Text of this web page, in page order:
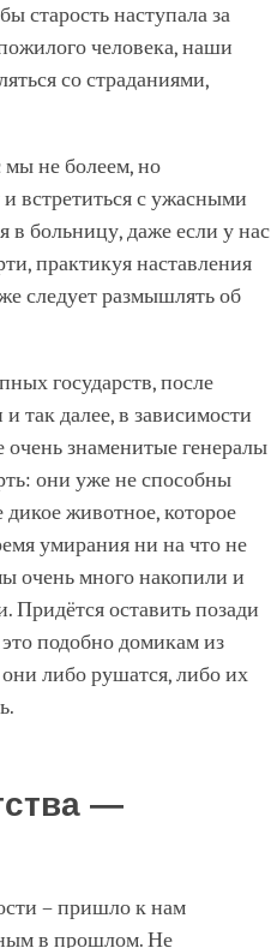
старость наступала за
человека, наши
со страданиями,
мы не болеем, но
встретиться с ужасными
в больницу, даже если у нас
практикуя наставления
следует размышлять об
государств, после
так далее, в зависимости
знаменитые генералы
они уже не способны
животное, которое
умирания ни на что не
очень много накопили и
Придётся оставить позади
подобно домикам из
они либо рушатся, либо их
—
– пришло к нам
в прошлом. Не